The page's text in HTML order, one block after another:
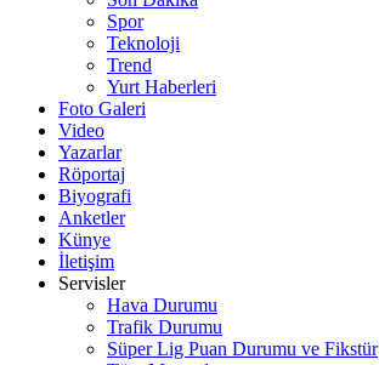
Spor
Teknoloji
Trend
Yurt Haberleri
Foto Galeri
Video
Yazarlar
Röportaj
Biyografi
Anketler
Künye
İletişim
Servisler
Hava Durumu
Trafik Durumu
Süper Lig Puan Durumu ve Fikstür